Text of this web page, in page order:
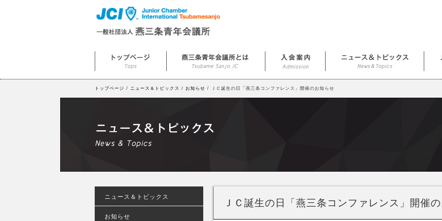
トップページ / ニュース＆トピックス / お知らせ / ＪＣ誕生の日「燕三条コンファレンス」開催のお知らせ
ＪＣ誕生の日「燕三条コンファレンス」開催
ニュース＆トピックス
お知らせ